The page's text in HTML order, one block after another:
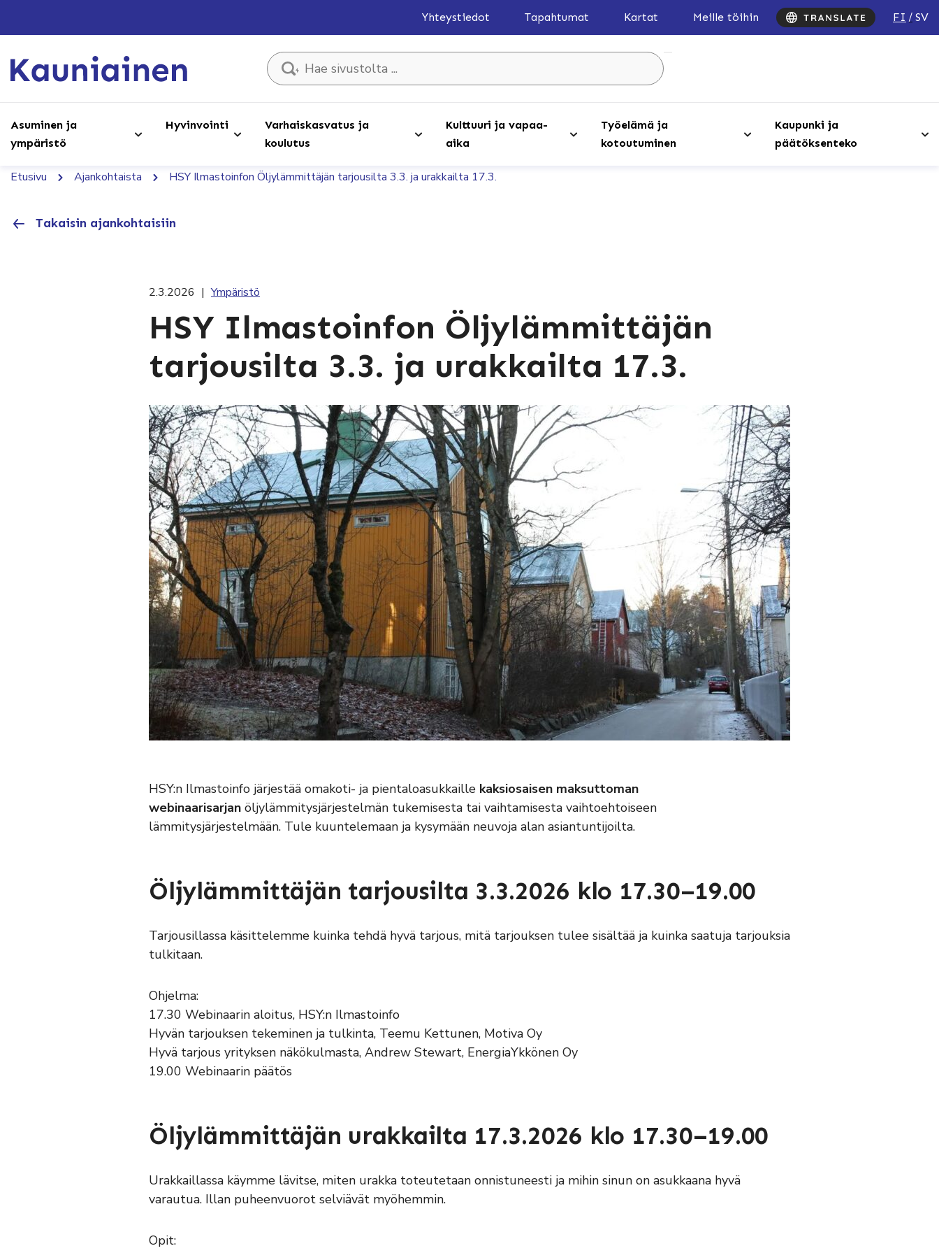
Yhteystiedot Tapahtumat Kartat Meille töihin FI SV
Hae sivustolta ...
Asuminen ja
ympäristö
Hyvinvointi
Varhaiskasvatus ja
koulutus
Kulttuuri ja vapaa-
aika
Työelämä ja
kotoutuminen
Kaupunki ja
päätöksenteko
Etusivu Ajankohtaista HSY Ilmastoinfon Öljylämmittäjän tarjousilta 3.3. ja urakkailta 17.3.
Takaisin ajankohtaisiin
2.3.2026 | Ympäristö
HSY Ilmastoinfon Öljylämmittäjän
tarjousilta 3.3. ja urakkailta 17.3.
HSY:n Ilmastoinfo järjestää omakoti- ja pientaloasukkaille kaksiosaisen maksuttoman
webinaarisarjan öljylämmitysjärjestelmän tukemisesta tai vaihtamisesta vaihtoehtoiseen
lämmitysjärjestelmään. Tule kuuntelemaan ja kysymään neuvoja alan asiantuntijoilta.
Öljylämmittäjän tarjousilta 3.3.2026 klo 17.30–19.00
Tarjousillassa käsittelemme kuinka tehdä hyvä tarjous, mitä tarjouksen tulee sisältää ja kuinka saatuja tarjouksia
tulkitaan.
Ohjelma:
17.30 Webinaarin aloitus, HSY:n Ilmastoinfo
Hyvän tarjouksen tekeminen ja tulkinta, Teemu Kettunen, Motiva Oy
Hyvä tarjous yrityksen näkökulmasta, Andrew Stewart, EnergiaYkkönen Oy
19.00 Webinaarin päätös
Öljylämmittäjän urakkailta 17.3.2026 klo 17.30–19.00
Urakkaillassa käymme lävitse, miten urakka toteutetaan onnistuneesti ja mihin sinun on asukkaana hyvä
varautua. Illan puheenvuorot selviävät myöhemmin.
Opit: